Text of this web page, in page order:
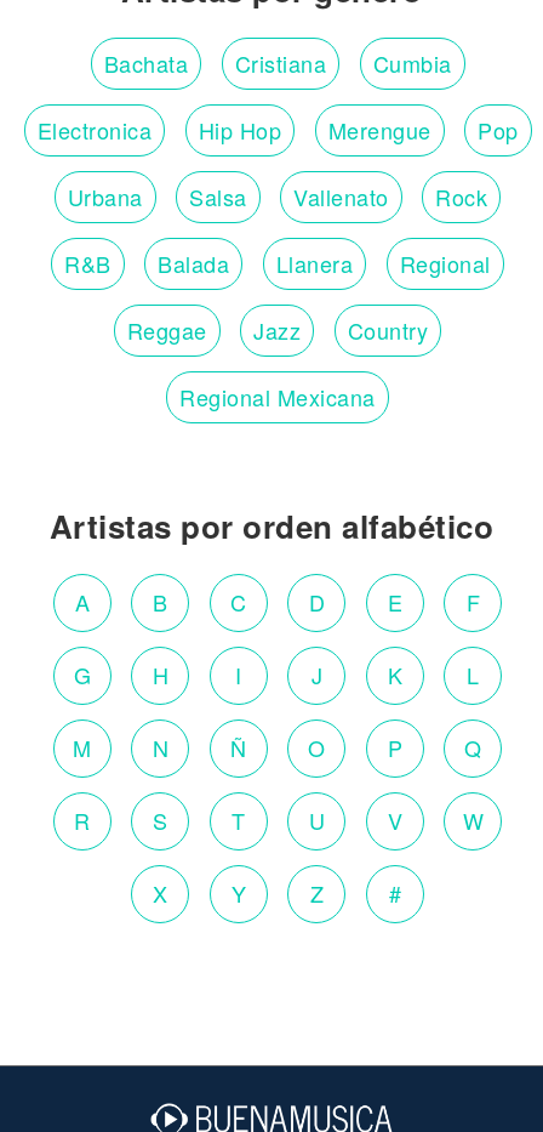
Bachata Cristiana Cumbia
Electronica Hip Hop Merengue Pop
Urbana Salsa Vallenato Rock
R&B Balada Llanera Regional
Reggae Jazz Country
Regional Mexicana
Artistas por orden alfabético
A B C D E F
G H I J K L
M N Ñ O P Q
R S T U V W
X Y Z #